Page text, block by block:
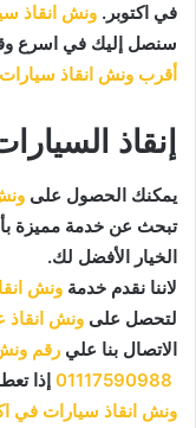
في اكتوبر. ونش انقاذ
سنصل إليك في اسرع
أقرب ونش انقاذ سيارات
إنقاذ
يمكنك الحصول على
تبحث عن خدمة مميزة
الخيار الأفضل لك.
لاننا نقدم خدمة ونش
لتحصل على ونش انقاذ
الاتصال بنا علي رقم ونش
01117590988 إذا
ونش انقاذ سيارات في